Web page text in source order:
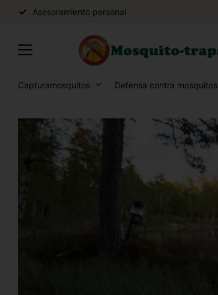
Asesoramiento personal
Capturamosquitos Defensa contra mosquitos